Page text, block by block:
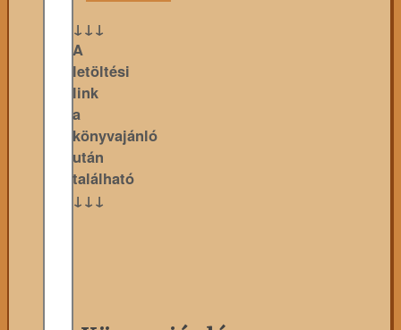
↓↓↓
A
letöltési
link
a
könyvajánló
után
található
↓↓↓